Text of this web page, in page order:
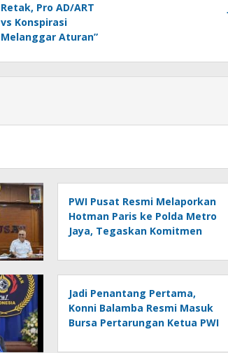
Retak, Pro AD/ART
vs Konspirasi
Melanggar Aturan”
PWI Pusat Resmi Melaporkan
Hotman Paris ke Polda Metro
Jaya, Tegaskan Komitmen
Wartawan
Jadi Penantang Pertama,
Konni Balamba Resmi Masuk
Bursa Pertarungan Ketua PWI